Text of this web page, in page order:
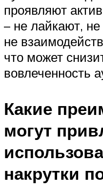
проявляют
– не лайкают,
не
что может
вовлеченность
Какие
могут
накрутки